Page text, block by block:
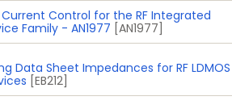
Control for the RF Integrated
Family - AN1977 [AN1977]
Data Sheet Impedances for RF LDMOS
[EB212]